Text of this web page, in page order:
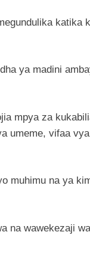
katika
ya madini
mpya za
umeme, vifaa
muhimu na ya
na wawekezaji